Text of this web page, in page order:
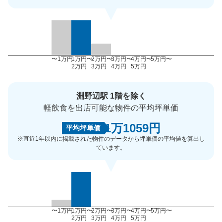
〜1万円1万円〜
2万円
2万円〜
3万円
3万円〜
4万円
4万円〜
5万円
5万円〜
淵野辺駅 1階を除く
軽飲食を出店可能な物件の平均坪単価
平均坪単価 1万1059円
※直近1年以内に掲載された物件のデータから坪単価の平均値を算出し
ています。
〜1万円1万円〜
2万円
2万円〜
3万円
3万円〜
4万円
4万円〜
5万円
5万円〜